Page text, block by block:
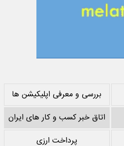
بررسی و معرفی اپلیکیشن ها
اتاق خبر کسب و کار های ایران
پرداخت ارزی